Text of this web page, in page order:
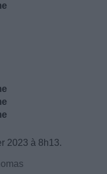
2023 à 8h13.